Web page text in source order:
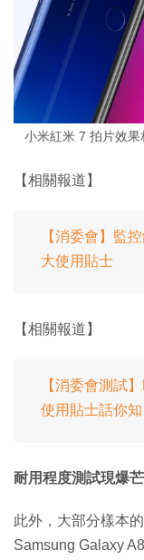
小米紅米 7 拍片效果
【相關報道】
【消委會】監
大使用貼士
【相關報道】
【消委會測試
使用貼士話你知
耐用程度測試現爆
此外，大部分樣本
Samsung Galaxy